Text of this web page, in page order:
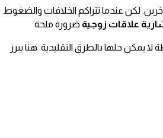
لكن عندما تتراكم الخلافات والضغوط
علاقات زوجية ضرورة ملحة
يمكن حلها بالطرق التقليدية. هنا يبرز